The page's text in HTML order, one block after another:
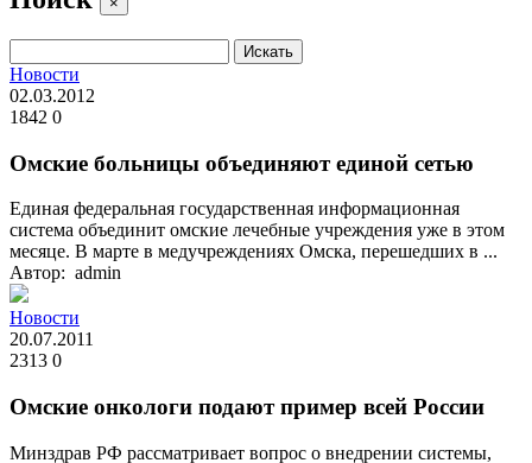
Новости
02.03.2012
1842 0
Омские больницы объединяют единой сетью
Единая федеральная государственная информационная
система объединит омские лечебные учреждения уже в этом
месяце. В марте в медучреждениях Омска, перешедших в ...
Автор: admin
Новости
20.07.2011
2313 0
Омские онкологи подают пример всей России
Минздрав РФ рассматривает вопрос о внедрении системы,